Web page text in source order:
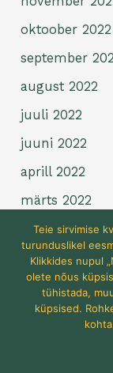
oktoober 2022
september
august 2022
juuli 2022
juuni 2022
aprill 2022
märts 2022
veebruar 2022
jaanuar 2022
detsember
november
Teie sirvimise
turunduslikel
Klikkides nupul
olete nõus
tühistada,
küpsised.